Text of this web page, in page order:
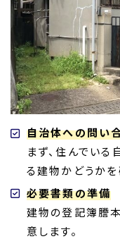
自治体への問い
まず、住んでい
る建物かどうかを
必要書類の準備
建物の登記簿謄
意します。